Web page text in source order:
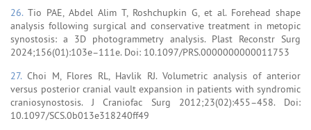
26. Tio PAE, Abdel Alim T, Roshchupkin G, et al. Forehead shape
analysis following surgical and conservative treatment in metopic
synostosis: a 3D photogrammetry analysis. Plast Reconstr Surg
2024;156(01):103e–111e. Doi: 10.1097/PRS.0000000000011753
27. Choi M, Flores RL, Havlik RJ. Volumetric analysis of anterior
versus posterior cranial vault expansion in patients with syndromic
craniosynostosis. J Craniofac Surg 2012;23(02):455–458. Doi:
10.1097/SCS.0b013e318240ff49